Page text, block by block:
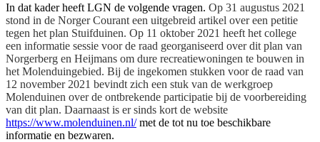
In dat kader heeft LGN de volgende vragen. Op 31 augustus 2021
stond in de Norger Courant een uitgebreid artikel over een petitie
tegen het plan Stuifduinen. Op 11 oktober 2021 heeft het college
een informatie sessie voor de raad georganiseerd over dit plan van
Norgerberg en Heijmans om dure recreatiewoningen te bouwen in
het Molenduingebied. Bij de ingekomen stukken voor de raad van
12 november 2021 bevindt zich een stuk van de werkgroep
Molenduinen over de ontbrekende participatie bij de voorbereiding
van dit plan. Daarnaast is er sinds kort de website
https://www.molenduinen.nl/met de tot nu toe beschikbare
informatie en bezwaren.